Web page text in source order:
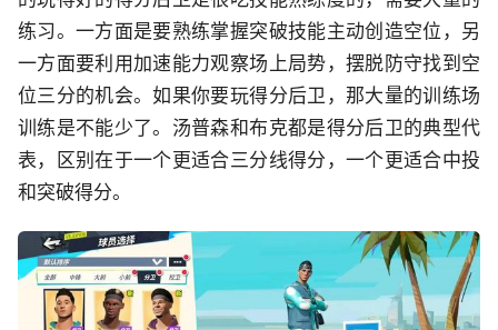
练习。一方面是要熟练掌握突破技能主动创造空位，另
一方面要利用加速能力观察场上局势，摆脱防守找到空
位三分的机会。如果你要玩得分后卫，那大量的训练场
训练是不能少了。汤普森和布克都是得分后卫的典型代
表，区别在于一个更适合三分线得分，一个更适合中投
和突破得分。